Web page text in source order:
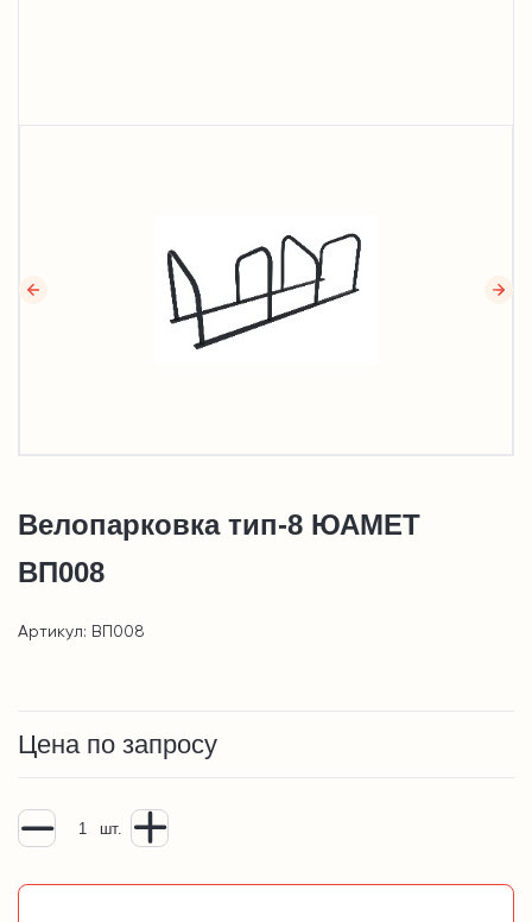
Велопарковка тип-8 ЮАМЕТ
ВП008
Артикул: ВП008
Цена по запросу
шт.